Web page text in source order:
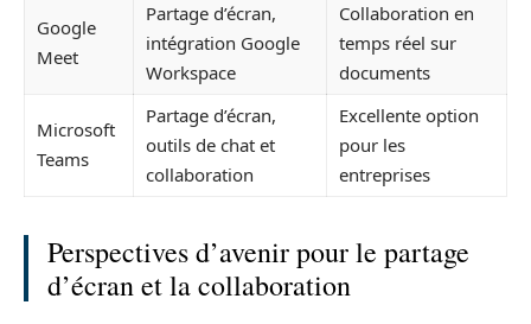
Google
Meet
Partage d’écran,
intégration Google
Workspace
Collaboration en
temps réel sur
documents
Microsoft
Teams
Partage d’écran,
outils de chat et
collaboration
Excellente option
pour les
entreprises
Perspectives d’avenir pour le partage
d’écran et la collaboration